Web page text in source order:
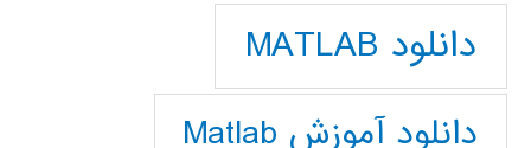
دانلود MATLAB
دانلود آموزش Matlab